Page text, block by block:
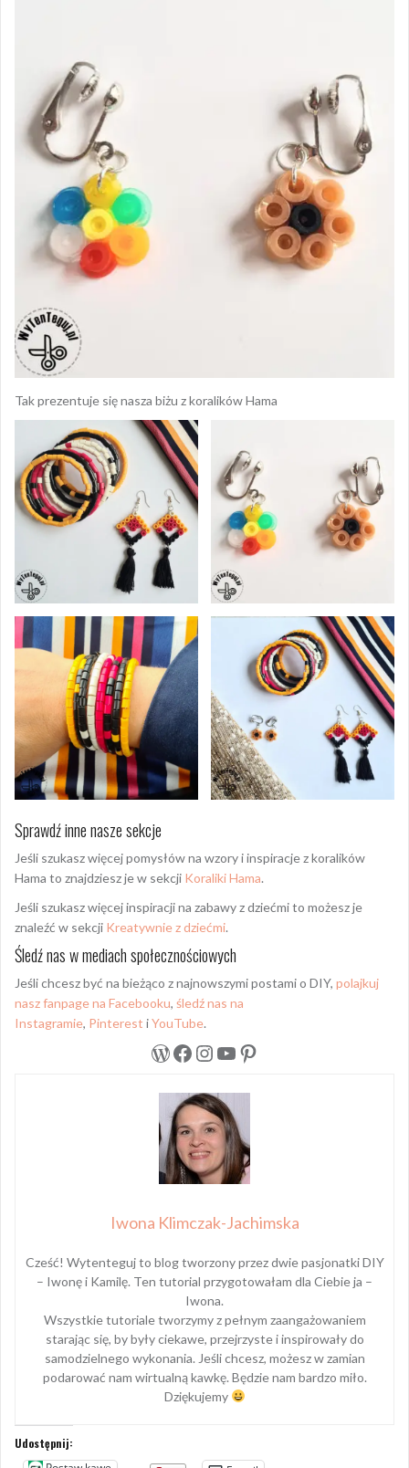
Tak prezentuje się nasza biżu z koralików Hama
Sprawdź inne nasze sekcje
Jeśli szukasz więcej pomysłów na wzory i inspiracje z koralików
Hama to znajdziesz je w sekcji Koraliki Hama.
Jeśli szukasz więcej inspiracji na zabawy z dziećmi to możesz je
znaleźć w sekcji Kreatywnie z dziećmi.
Śledź nas w mediach społecznościowych
Jeśli chcesz być na bieżąco z najnowszymi postami o DIY, polajkuj
nasz fanpage na Facebooku, śledź nas na
Instagramie, Pinterest iYouTube.
WordPress
Facebook
Instagram
YouTube
Pinterest
Iwona Klimczak-Jachimska
Cześć! Wytenteguj to blog tworzony przez dwie pasjonatki DIY
– Iwonę i Kamilę. Ten tutorial przygotowałam dla Ciebie ja –
Iwona.
Wszystkie tutoriale tworzymy z pełnym zaangażowaniem
starając się, by były ciekawe, przejrzyste i inspirowały do
samodzielnego wykonania. Jeśli chcesz, możesz w zamian
podarować nam wirtualną kawkę. Będzie nam bardzo miło.
Dziękujemy
Udostępnij: